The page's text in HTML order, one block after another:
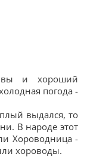
и хороший
погода -
выдался, то
В народе этот
Хороводница -
хороводы.